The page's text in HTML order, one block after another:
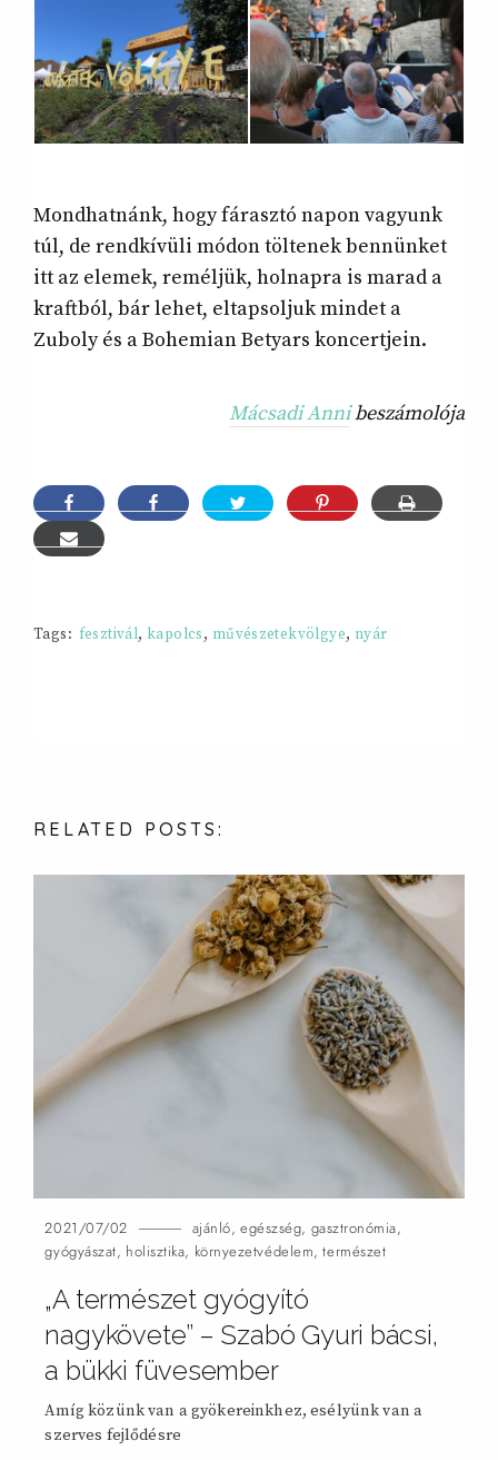
Mondhatnánk, hogy fárasztó napon vagyunk
túl, de rendkívüli módon töltenek bennünket
itt az elemek, reméljük, holnapra is marad a
kraftból, bár lehet, eltapsoljuk mindet a
Zuboly és a Bohemian Betyars koncertjein.
Mácsadi Annibeszámolója
Tags: fesztivál,kapolcs, művészetekvölgye, nyár
RELATED POSTS:
2021/07/02 ajánló, egészség, gasztronómia,
gyógyászat, holisztika, környezetvédelem,természet
„A természet gyógyító
nagykövete” – Szabó Gyuri bácsi,
a bükki füvesember
Amíg közünk van a gyökereinkhez, esélyünk van a
szerves fejlődésre